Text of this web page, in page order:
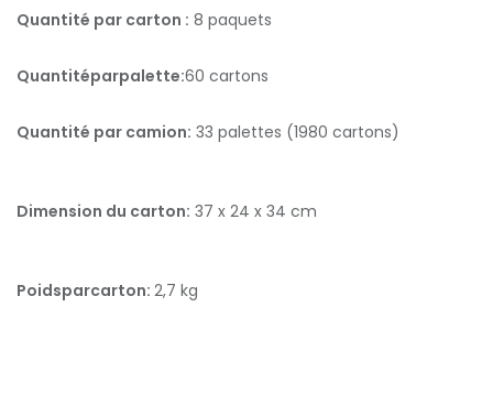
Quantité par carton : 8 paquets
Quantitéparpalette:60 cartons
Quantité par camion: 33 palettes (1980 cartons)
Dimension du carton: 37 x 24 x 34 cm
Poidsparcarton: 2,7 kg